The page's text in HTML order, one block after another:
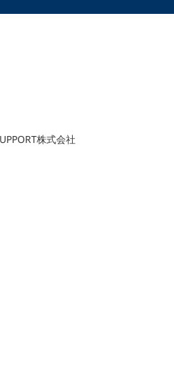
株式会社